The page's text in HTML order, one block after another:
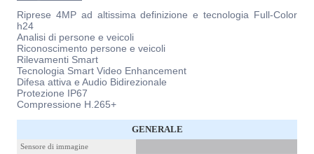
Riprese 4MP ad altissima definizione e tecnologia Full-Color
h24
Analisi di persone e veicoli
Riconoscimento persone e veicoli
Rilevamenti Smart
Tecnologia Smart Video Enhancement
Difesa attiva e Audio Bidirezionale
Protezione IP67
Compressione H.265+
GENERALE
Sensore di immagine